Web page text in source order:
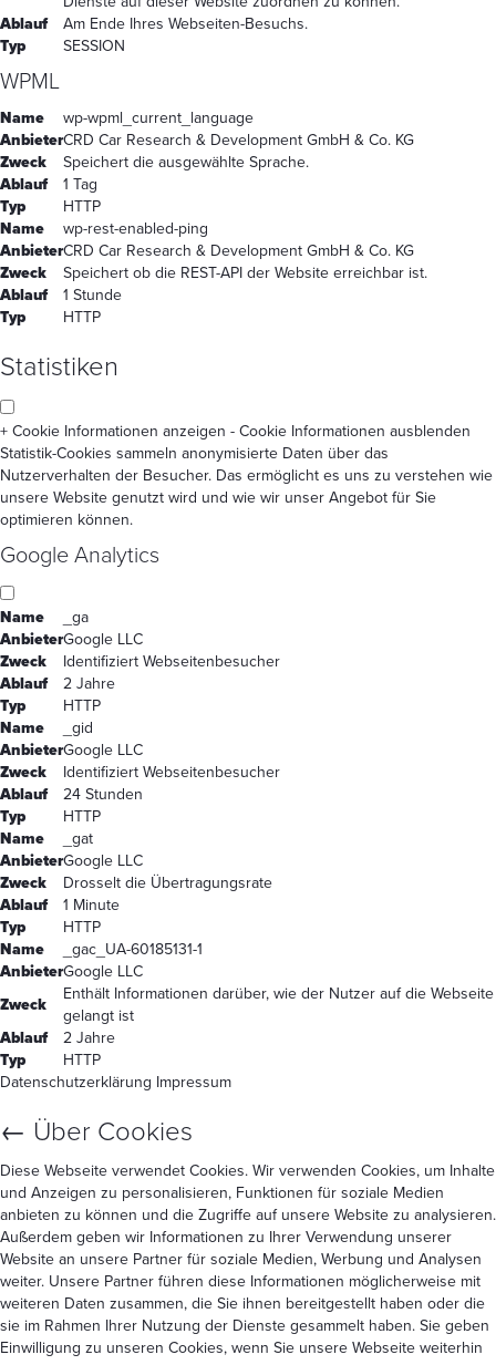
Ablauf
Am Ende Ihres Webseiten-Besuchs.
Typ
SESSION
WPML
Name
wp-wpml_current_language
AnbieterCRD Car Research & Development GmbH & Co. KG
Zweck
Speichert die ausgewählte Sprache.
Ablauf
1 Tag
Typ
HTTP
Name
wp-rest-enabled-ping
AnbieterCRD Car Research & Development GmbH & Co. KG
Zweck
Speichert ob die REST-API der Website erreichbar ist.
Ablauf
1 Stunde
Typ
HTTP
Statistiken
+ Cookie Informationen anzeigen - Cookie Informationen ausblenden
Statistik-Cookies sammeln anonymisierte Daten über das
Nutzerverhalten der Besucher. Das ermöglicht es uns zu verstehen wie
unsere Website genutzt wird und wie wir unser Angebot für Sie
optimieren können.
Google Analytics
Name
_ga
AnbieterGoogle LLC
Zweck
Identifiziert Webseitenbesucher
Ablauf
2 Jahre
Typ
HTTP
Name
_gid
AnbieterGoogle LLC
Zweck
Identifiziert Webseitenbesucher
Ablauf
24 Stunden
Typ
HTTP
Name
_gat
AnbieterGoogle LLC
Zweck
Drosselt die Übertragungsrate
Ablauf
1 Minute
Typ
HTTP
Name
_gac_UA-60185131-1
AnbieterGoogle LLC
Zweck
Enthält Informationen darüber, wie der Nutzer auf die Webseite
gelangt ist
Ablauf
2 Jahre
Typ
HTTP
Datenschutzerklärung Impressum
← Über Cookies
Diese Webseite verwendet Cookies. Wir verwenden Cookies, um Inhalte
und Anzeigen zu personalisieren, Funktionen für soziale Medien
anbieten zu können und die Zugriffe auf unsere Website zu analysieren.
Außerdem geben wir Informationen zu Ihrer Verwendung unserer
Website an unsere Partner für soziale Medien, Werbung und Analysen
weiter. Unsere Partner führen diese Informationen möglicherweise mit
weiteren Daten zusammen, die Sie ihnen bereitgestellt haben oder die
sie im Rahmen Ihrer Nutzung der Dienste gesammelt haben. Sie geben
Einwilligung zu unseren Cookies, wenn Sie unsere Webseite weiterhin